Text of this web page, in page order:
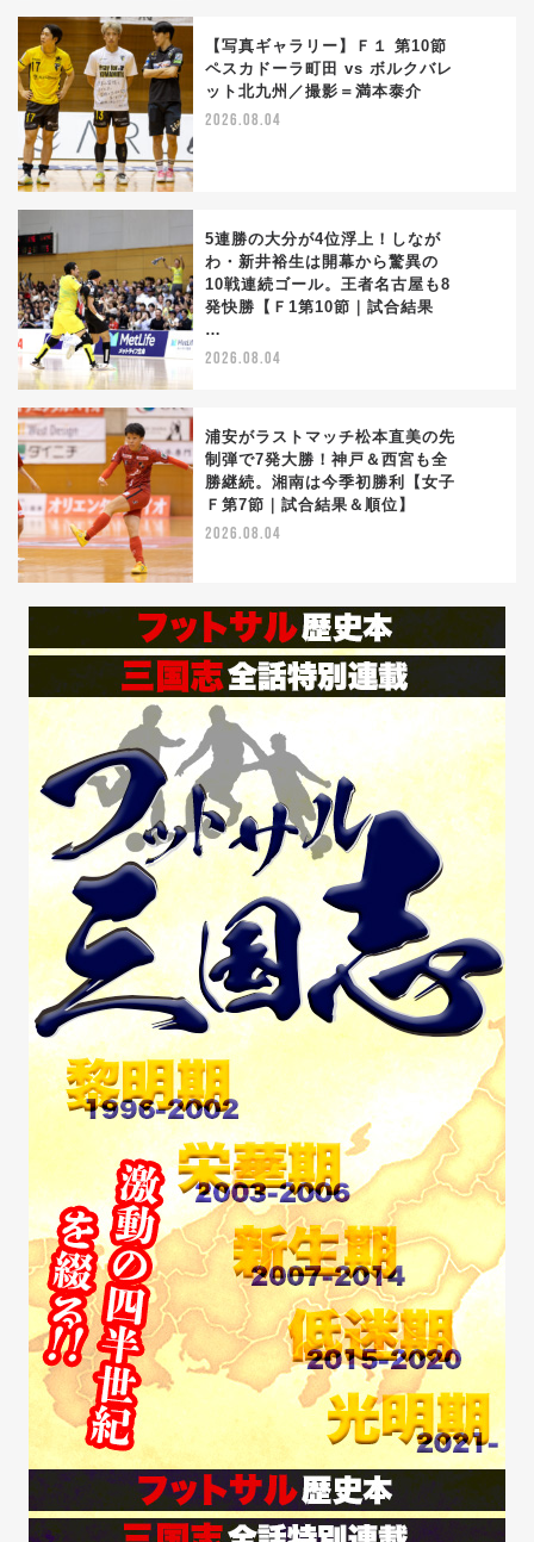
【写真ギャラリー】Ｆ１ 第10節
ペスカドーラ町田 vs ボルクバレ
ット北九州／撮影＝満本泰介
2026.08.04
5連勝の大分が4位浮上！しなが
わ・新井裕生は開幕から驚異の
10戦連続ゴール。王者名古屋も8
発快勝【Ｆ1第10節｜試合結果
…
2026.08.04
浦安がラストマッチ松本直美の先
制弾で7発大勝！神戸＆西宮も全
勝継続。湘南は今季初勝利【女子
Ｆ第7節｜試合結果＆順位】
2026.08.04